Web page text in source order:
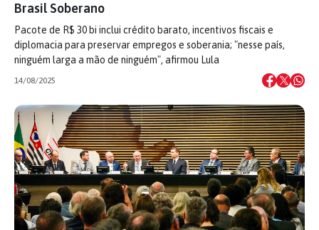
Brasil Soberano
Pacote de R$ 30 bi inclui crédito barato, incentivos fiscais e
diplomacia para preservar empregos e soberania; "nesse país,
ninguém larga a mão de ninguém", afirmou Lula
14/08/2025